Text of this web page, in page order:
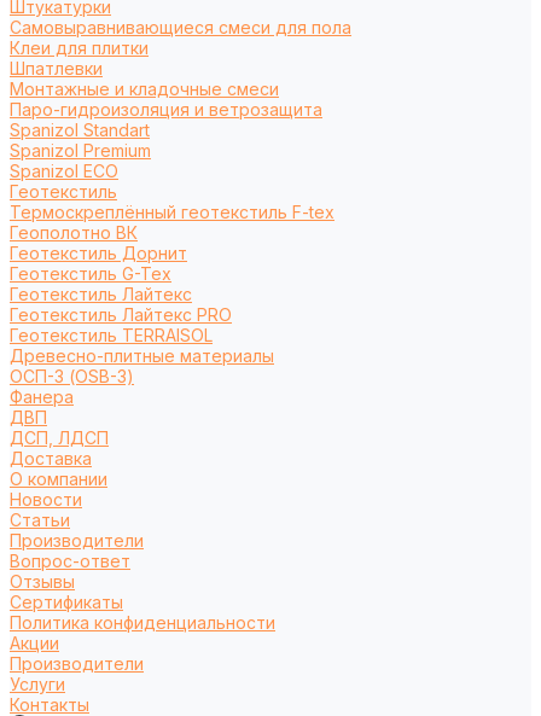
Штукатурки
Самовыравнивающиеся смеси для пола
Клеи для плитки
Шпатлевки
Монтажные и кладочные смеси
Паро-гидроизоляция и ветрозащита
Spanizol Standart
Spanizol Premium
Spanizol ECO
Геотекстиль
Термоскреплённый геотекстиль F-tex
Геополотно ВК
Геотекстиль Дорнит
Геотекстиль G-Tex
Геотекстиль Лайтекс
Геотекстиль Лайтекс PRO
Геотекстиль TERRAISOL
Древесно-плитные материалы
ОСП-3 (OSB-3)
Фанера
ДВП
ДСП, ЛДСП
Доставка
О компании
Новости
Статьи
Производители
Вопрос-ответ
Отзывы
Сертификаты
Политика конфиденциальности
Акции
Производители
Услуги
Контакты